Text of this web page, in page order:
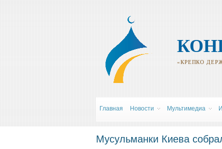
«КРЕПКО
Главная Новости Мультимедиа
Мусульманки Киева